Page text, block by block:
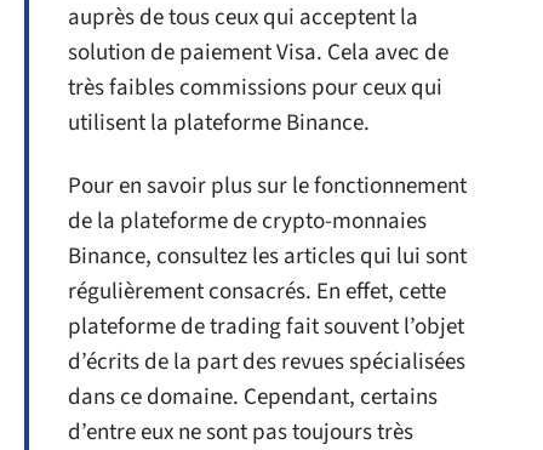
auprès de tous ceux qui acceptent la
solution de paiement Visa. Cela avec de
très faibles commissions pour ceux qui
utilisent la plateforme Binance.
Pour en savoir plus sur le fonctionnement
de la plateforme de crypto-monnaies
Binance, consultez les articles qui lui sont
régulièrement consacrés. En effet, cette
plateforme de trading fait souvent l’objet
d’écrits de la part des revues spécialisées
dans ce domaine. Cependant, certains
d’entre eux ne sont pas toujours très